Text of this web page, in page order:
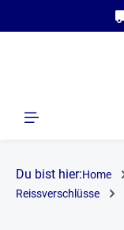
Du bist hier:Home
Reissverschlüsse